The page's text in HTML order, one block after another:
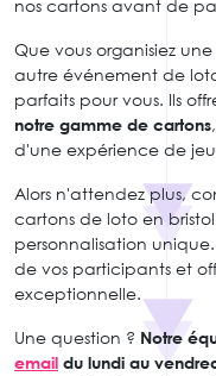
nos cartons avant de
Que vous organisiez
autre événement de
parfaits pour vous. Ils
notre gamme de cartons
d'une expérience de
Alors n'attendez plus,
cartons de loto en
personnalisation
de vos participants et
exceptionnelle.
Une question ? Notre
email du lundi au